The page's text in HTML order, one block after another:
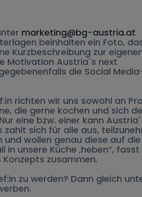
marketing@bg-austria.at
beinhalten ein Foto,
Kurzbeschreibung zur
Motivation Austria´s next
die Social
richten wir uns sowohl an
die gerne kochen und sich
eine bzw. einer kann
zahlt sich für alle aus,
wollen genau diese auf die
in unsere Küche ‚heben“,
zusammen.
zu werden? Dann gleich